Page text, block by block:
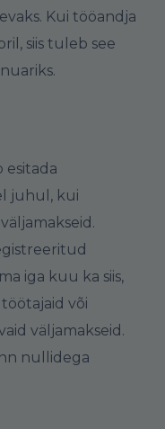
Kui tööandja
siis tuleb see
esitada
juhul, kui
iga kuu ka siis,
või
väljamakseid.
nullidega